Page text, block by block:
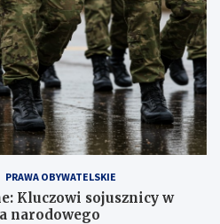
PRAWA OBYWATELSKIE
Kluczowi sojusznicy w
narodowego